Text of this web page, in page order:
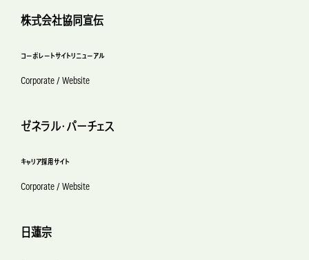
株式会社協同宣伝
コーポレートサイトリニューアル
Corporate / Website
ゼネラル・パーチェス
キャリア採用サイト
Corporate / Website
日蓮宗